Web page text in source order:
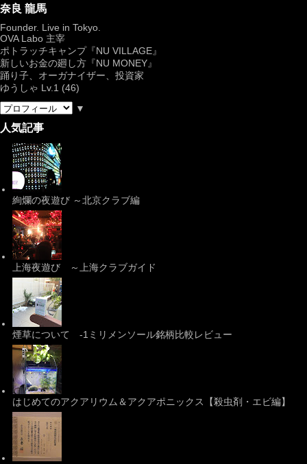
奈良 龍馬
Founder. Live in Tokyo.
OVA Labo 主宰
ポトラッチキャンプ『NU VILLAGE』
新しいお金の廻し方『NU MONEY』
踊り子、オーガナイザー、投資家
ゆうしゃ Lv.1 (46)
▼
人気記事
絢爛の夜遊び ～北京クラブ編
上海夜遊び ～上海クラブガイド
煙草について -1ミリメンソール銘柄比較レビュー
はじめてのアクアリウム＆アクアポニックス【殺虫剤・エビ編】